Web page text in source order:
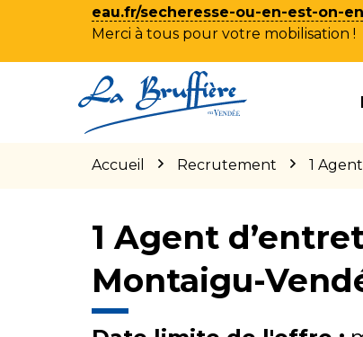
eau.fr/secheresse-ou-en-est-on-
Merci à tous pour votre mobilisation !
Accueil Recrutement 1
1 Agent
Montaigu-